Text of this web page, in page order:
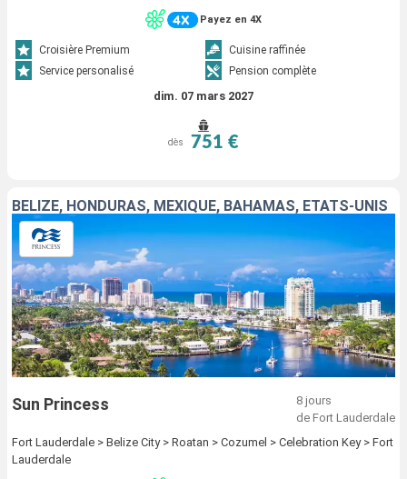
Payez en 4X
Croisière Premium
Cuisine raffinée
Service personalisé
Pension complète
dim. 07 mars 2027
dès 751 €
BELIZE, HONDURAS, MEXIQUE, BAHAMAS, ÉTATS-UNIS
Sun Princess
8 jours
de Fort Lauderdale
Fort Lauderdale > Belize City > Roatan > Cozumel > Celebration Key > Fort
Lauderdale